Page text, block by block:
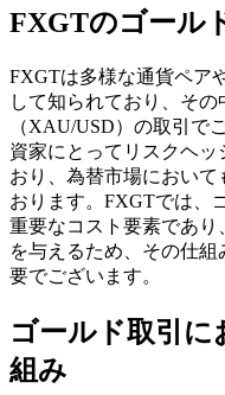
FXGTのゴール
FXGTは多様な通貨ペア
して知られており、そ
（XAU/USD）の取引で
資家にとってリスクヘ
おり、為替市場におい
おります。FXGTでは、
重要なコスト要素であ
を与えるため、その仕
要でございます。
ゴールド取引
組み